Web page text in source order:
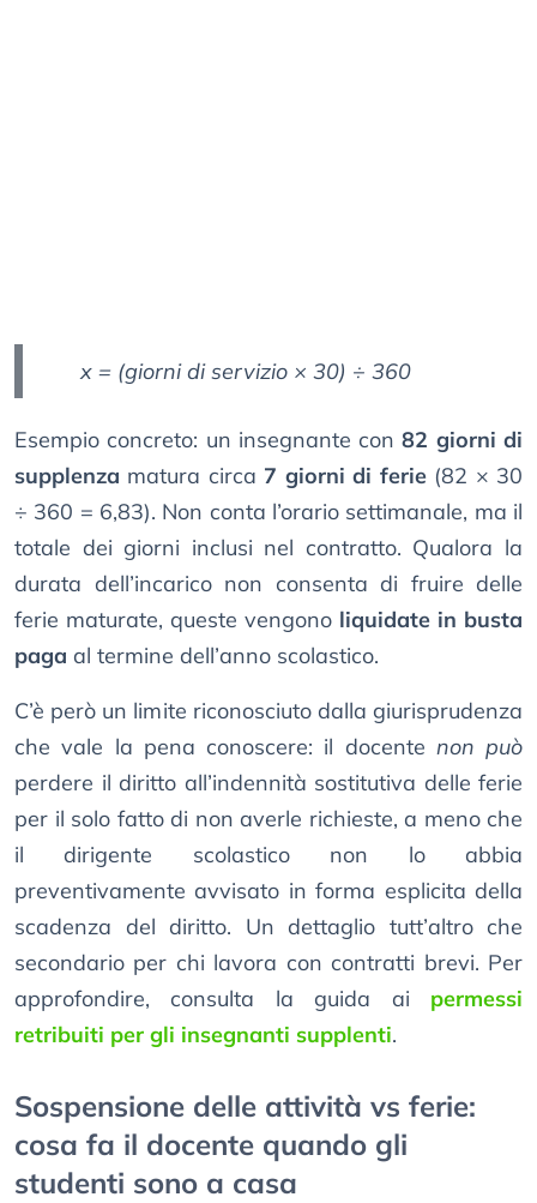
x = (giorni di servizio × 30) ÷ 360
Esempio concreto: un insegnante con82 giorni di
supplenza matura circa 7 giorni di ferie(82 × 30
÷ 360 = 6,83). Non conta l’orario settimanale, ma il
totale dei giorni inclusi nel contratto. Qualora la
durata dell’incarico non consenta di fruire delle
ferie maturate, queste vengono liquidate in busta
paga al termine dell’anno scolastico.
C’è però un limite riconosciuto dalla giurisprudenza
che vale la pena conoscere: il docente non può
perdere il diritto all’indennità sostitutiva delle ferie
per il solo fatto di non averle richieste, a meno che
il dirigente scolastico non lo abbia
preventivamente avvisato in forma esplicita della
scadenza del diritto. Un dettaglio tutt’altro che
secondario per chi lavora con contratti brevi. Per
approfondire, consulta la guida ai permessi
retribuiti per gli insegnanti supplenti.
Sospensione delle attività vs ferie:
cosa fa il docente quando gli
studenti sono a casa